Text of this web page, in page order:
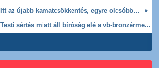
Itt az újabb kamatcsökkentés, egyre olcsóbbak a lakáshitelek
Testi sértés miatt áll bíróság elé a vb-bronzérmes angol csatár
Élet-